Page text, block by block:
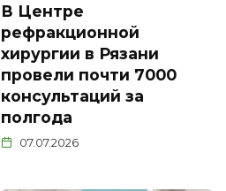
В Центре
рефракционной
хирургии в Рязани
провели почти 7000
консультаций за
полгода
07.07.2026